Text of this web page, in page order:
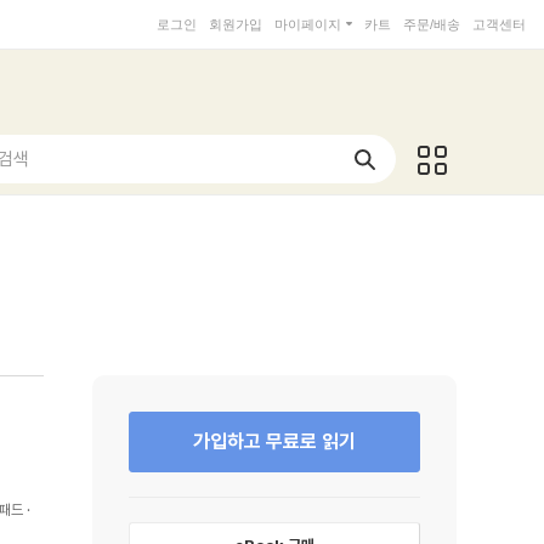
로그인 회원가입 마이페이지 카트 주문/배송 고객센터
색
드
가입하고 무료로 읽기